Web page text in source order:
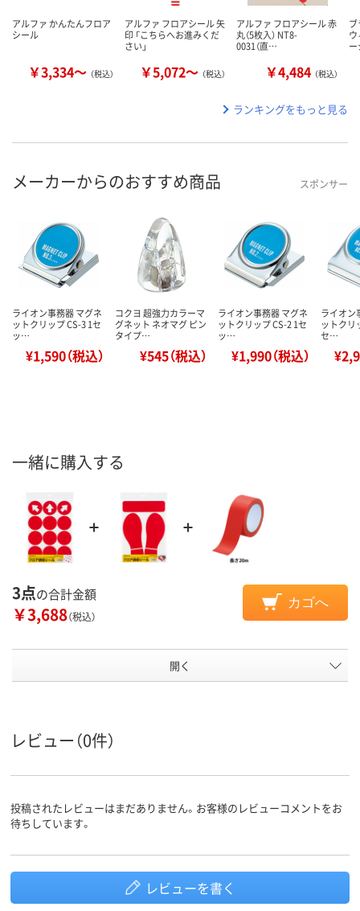
アルファ かんたんフロア
シール
￥3,334～ （税込）
アルファ フロアシール 矢
印 「こちらへお進みくだ
さい」
￥5,072～ （税込）
アルファ フロアシール 赤
丸（5枚入） NT8-
0031（直…
￥4,484 （税込）
ランキングをもっと見る
メーカーからのおすすめ商品 スポンサー
ライオン事務器 マグネ
ットクリップ CS-3 1セ
ッ…
¥1,590（税込）
コクヨ 超強力カラーマ
グネット ネオマグ ピン
タイプ…
¥545（税込）
ライオン事務器 マグネ
ットクリップ CS-2 1セ
ッ…
¥1,990（税込）
ライオン
ットクリ
セ…
一緒に購入する
3点の合計金額
￥3,688（税込）
カゴへ
開く
レビュー（0件）
投稿されたレビューはまだありません。お客様のレビューコメントをお
待ちしています。
レビューを書く